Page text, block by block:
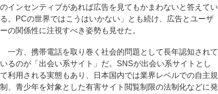
のインセンティブがあれば広告を見てもかまわないと答えてい
る。PCの世界ではこうはいかない」とも続け、広告とユーザ
ーの関係性に注視すべき姿勢も見せた。
一方、携帯電話を取り巻く社会的問題として長年認知されて
いるのが「出会い系サイト」だ。SNSが出会い系サイトとし
て利用される実態もあり、日本国内では業界レベルでの自主規
制、青少年を対象とした有害サイト閲覧制限の法制化などに発